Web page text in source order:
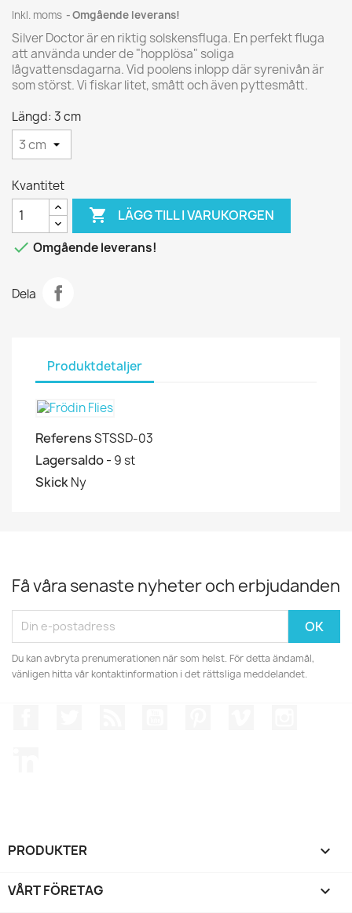
Inkl. moms Omgående leverans!
Silver Doctor är en riktig solskensfluga. En perfekt fluga
att använda under de "hopplösa" soliga
lågvattensdagarna. Vid poolens inlopp där syrenivån är
som störst. Vi fiskar litet, smått och även pyttesmått.
Längd: 3 cm
Kvantitet
 LÄGG TILL I VARUKORGEN
 Omgående leverans!
Dela
Produktdetaljer
ReferensSTSSD-03
Lagersaldo - 9 st
SkickNy
Få våra senaste nyheter och erbjudanden
Du kan avbryta prenumerationen när som helst. För detta ändamål,
vänligen hitta vår kontaktinformation i det rättsliga meddelandet.
PRODUKTER 
VÅRT FÖRETAG 